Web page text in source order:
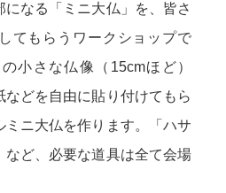
になる「ミニ大仏」を、皆さ
てもらうワークショップで
小さな仏像（15cmほど）
などを自由に貼り付けてもら
ミニ大仏を作ります。「ハサ
など、必要な道具は全て会場